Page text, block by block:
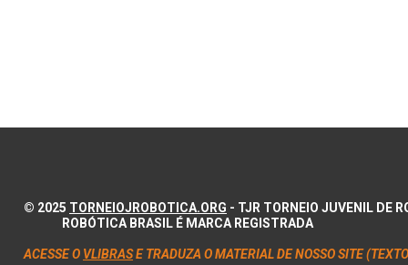
© 2025 TORNEIOJROBOTICA.ORG - TJR TORNEIO JUVENIL DE
ROBÓTICA BRASIL É MARCA REGISTRADA
ACESSE O VLIBRASE TRADUZA O MATERIAL DE NOSSO SITE